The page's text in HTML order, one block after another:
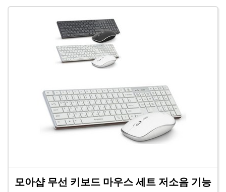
모아샵 무선 키보드 마우스 세트 저소음 기능